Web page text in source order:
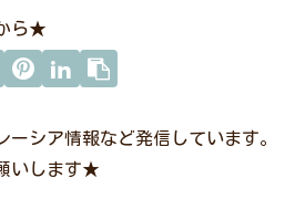
ら★
シア情報など発信しています。
いします★